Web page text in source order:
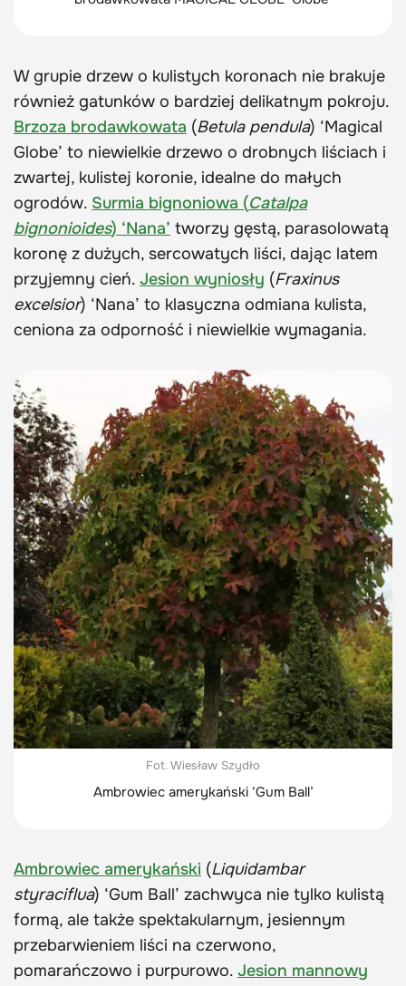
W grupie drzew o kulistych koronach nie brakuje
również gatunków o bardziej delikatnym pokroju.
Brzoza brodawkowata (Betula pendula) ‘Magical
Globe’ to niewielkie drzewo o drobnych liściach i
zwartej, kulistej koronie, idealne do małych
ogrodów. Surmia bignoniowa (Catalpa
bignonioides) ‘Nana’ tworzy gęstą, parasolowatą
koronę z dużych, sercowatych liści, dając latem
przyjemny cień. Jesion wyniosły (Fraxinus
excelsior) ‘Nana’ to klasyczna odmiana kulista,
ceniona za odporność i niewielkie wymagania.
Fot. Wiesław Szydło
Ambrowiec amerykański ‘Gum Ball’
Ambrowiec amerykański (Liquidambar
styraciflua) ‘Gum Ball’ zachwyca nie tylko kulistą
formą, ale także spektakularnym, jesiennym
przebarwieniem liści na czerwono,
pomarańczowo i purpurowo. Jesion mannowy